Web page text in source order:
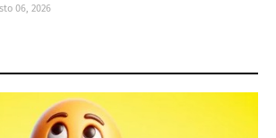
06, 2026